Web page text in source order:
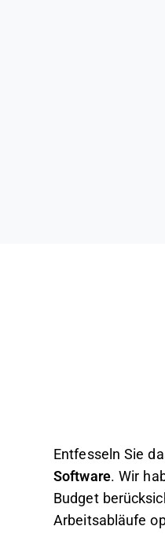
Entfesseln Sie
Software. Wir
Budget
Arbeitsabläufe